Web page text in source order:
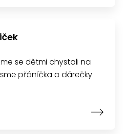
se dětmi chystali na
přáníčka a dárečky